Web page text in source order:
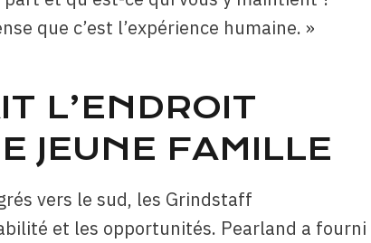
que c’est l’expérience humaine. »
L’ENDROIT
JEUNE FAMILLE
vers le sud, les Grindstaff
et les opportunités. Pearland a fourni